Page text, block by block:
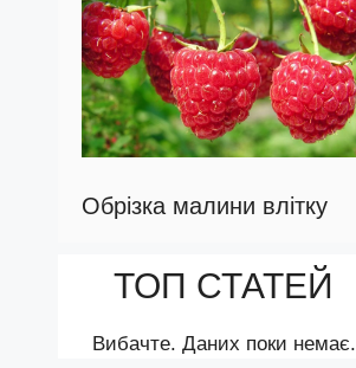
Обрізка малини влітку
ТОП СТАТЕЙ
Вибачте. Даних поки немає.